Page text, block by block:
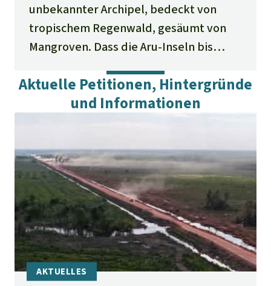
unbekannter Archipel, bedeckt von
tropischem Regenwald, gesäumt von
Mangroven. Dass die Aru-Inseln bis
gerettet wurden, verdanken wir Simon
Kamsy und seiner Bewegung.
Aktuelle Petitionen, Hintergründe
und Informationen